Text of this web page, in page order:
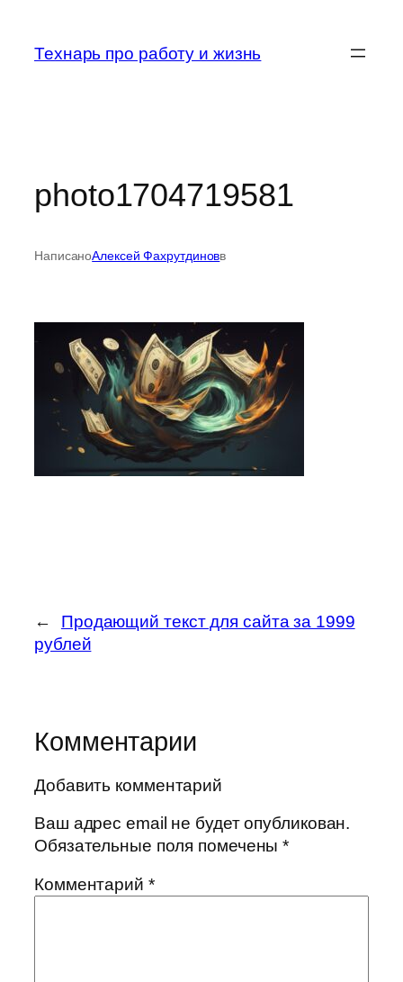
содержимому
Технарь про работу и жизнь
photo1704719581
НаписаноАлексей Фахрутдиновв
←
Продающий текст для сайта за 1999
рублей
Комментарии
Добавить комментарий
Ваш адрес email не будет опубликован.
Обязательные поля помечены*
Комментарий *